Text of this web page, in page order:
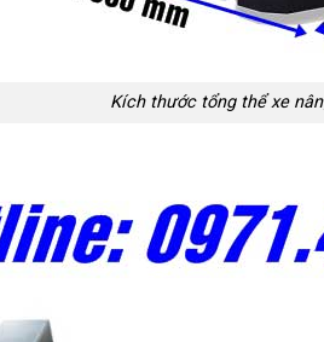
Kích thước tổng thể xe